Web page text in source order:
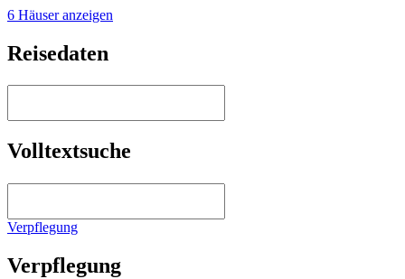
6 Häuser anzeigen
Reisedaten
Volltextsuche
Verpflegung
Verpflegung